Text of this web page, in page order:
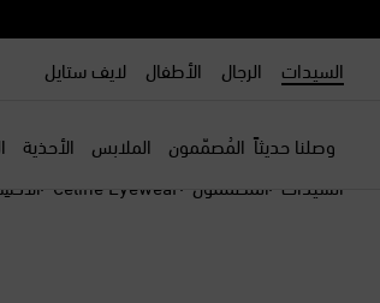
السيدات الرجال الأطفال لايف ستايل
وصلنا حديثاً المُصمّمون الملابس الأحذية
السيدات المصممون Celine Eyewear